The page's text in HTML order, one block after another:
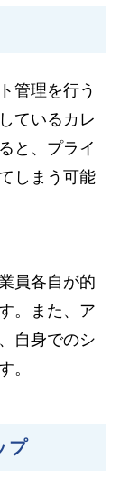
管理を行う
ているカレ
と、プライ
しまう可能
員各自が的
。また、ア
自身でのシ
。
プ